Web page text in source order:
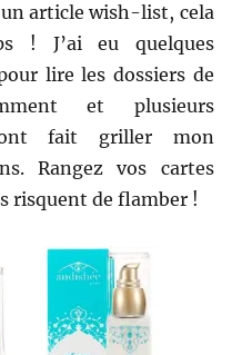
article wish-list, cela
! J’ai eu quelques
lire les dossiers de
et plusieurs
ont fait griller mon
Rangez vos cartes
risquent de flamber !